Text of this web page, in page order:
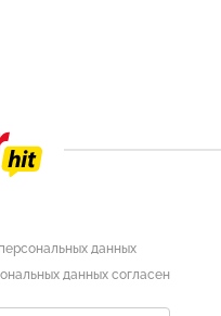
данных
данных согласен